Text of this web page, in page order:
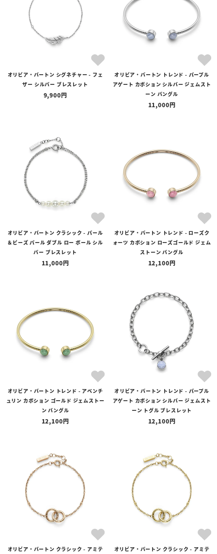
カテゴリ
価格
オリビア・バートン シグネチャー - フェ
ザー シルバー ブレスレット
9,900
オリビア・バートン トレンド - パープル
アゲート カボション シルバー ジェムスト
ーン バングル
11,000
オリビア・バートン クラシック - パール
＆ビーズ パール ダブル ロー ボール シル
バー ブレスレット
11,000
オリビア・バートン トレンド - ローズク
ォーツ カボション ローズゴールド ジェム
ストーン バングル
12,100
オリビア・バートン トレンド - アベンチ
ュリン カボション ゴールド ジェムストー
ン バングル
12,100
オリビア・バートン トレンド - パープル
アゲート カボション シルバー ジェムスト
ーン トグル ブレスレット
12,100
オリビア・バートン クラシック - アミテ
オリビア・バートン クラシック - アミテ